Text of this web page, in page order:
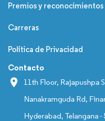
Premios y reconocimientos
Carreras
Política de Privacidad
Contacto
11th Floor, Rajapushpa
Nanakramguda Rd,
Hyderabad, Telangana -